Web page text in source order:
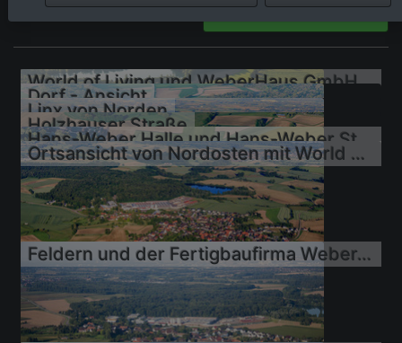
Online-Shop
World of Living und WeberHaus GmbH & Co. KG Bauforum Rheinau-Linx
18.08.2023
Dorf - Ansicht
25.04.2021
Linx von Norden
25.04.2021
Holzhauser Straße
01.06.2019
01.06.2019
Ortsansicht von Nordosten mit World of Living
01.06.2019
Feldern und der Fertigbaufirma Weber-Haus